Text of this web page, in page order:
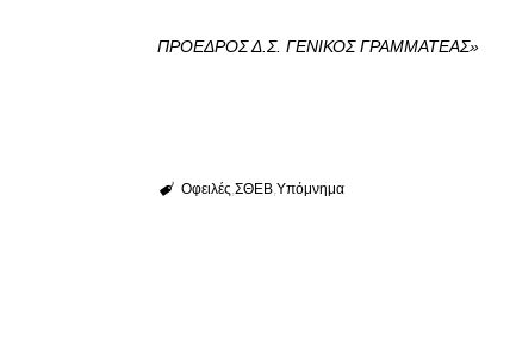
ΠΡΟΕΔΡΟΣ Δ.Σ. ΓΕΝΙΚΟΣ ΓΡΑΜΜΑΤΕΑΣ»
Οφειλές ΣΘΕΒ Υπόμνημα